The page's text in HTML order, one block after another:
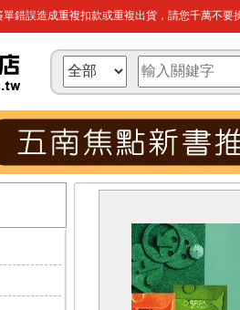
錯誤造成重複扣款或重複出貨，請您千萬不要